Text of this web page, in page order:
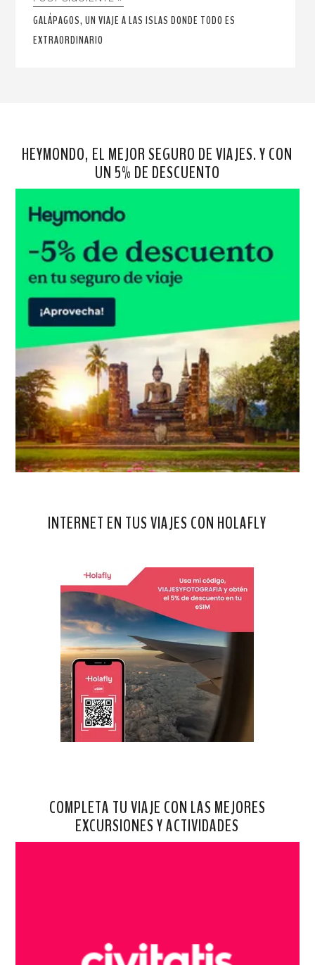
GALÁPAGOS, UN VIAJE A LAS ISLAS DONDE TODO ES
EXTRAORDINARIO
HEYMONDO, EL MEJOR SEGURO DE VIAJES. Y CON
UN 5% DE DESCUENTO
INTERNET EN TUS VIAJES CON HOLAFLY
COMPLETA TU VIAJE CON LAS MEJORES
EXCURSIONES Y ACTIVIDADES